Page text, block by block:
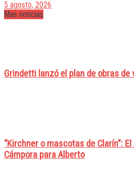
5 agosto, 2026
Mas noticias
Grindetti lanzó el plan de obras de
“Kirchner o mascotas de Clarín”:
Cámpora para Alberto